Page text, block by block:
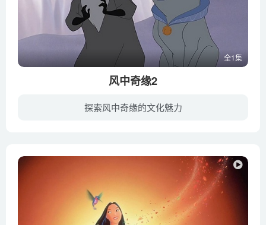
全1集
风中奇缘2
探索风中奇缘的文化魅力